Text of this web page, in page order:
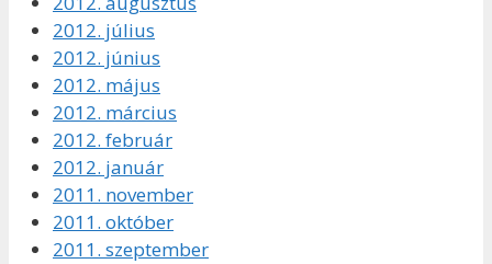
2012. július
2012. június
2012. május
2012. március
2012. február
2012. január
2011. november
2011. október
2011. szeptember